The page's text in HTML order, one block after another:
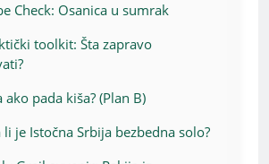
Check: Osanica u sumrak
toolkit: Šta zapravo
ako pada kiša? (Plan B)
li je Istočna Srbija bezbedna solo?